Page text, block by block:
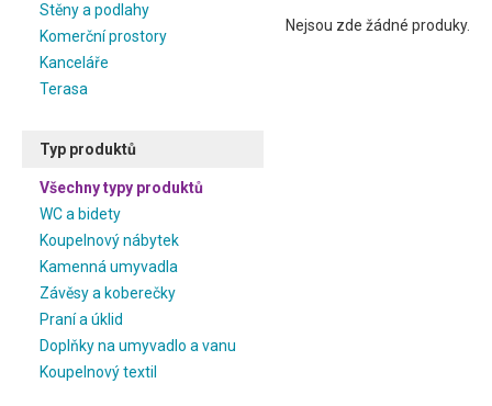
Stěny a podlahy
Komerční prostory
Kanceláře
Terasa
Typ produktů
Všechny typy produktů
WC a bidety
Koupelnový nábytek
Kamenná umyvadla
Závěsy a koberečky
Praní a úklid
Doplňky na umyvadlo a vanu
Koupelnový textil
Nejsou zde žádné produky.